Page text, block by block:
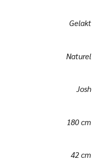
Gelakt
Naturel
Josh
180 cm
42 cm